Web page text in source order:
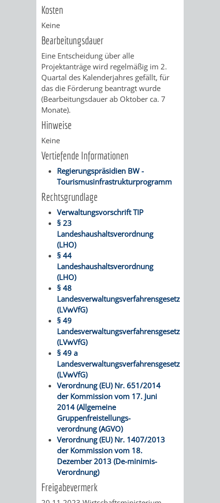
STADTRECHT
/ JAV
ZENSUS
STADTWEGWEISER
ÄMTER
&
BEHÖRDEN
EINRICHTUNGEN
STADT
BESTATTUNGSMÖGLICHKEITEN
WEINHEIM
FRIEDHÖFE
HOHENSACHSEN
FRIEDHOF
LÜTZELSACHSEN
FRIEDHOF
OBERFLOCKENBACH
FRIEDHOF
RIPPENWEIER-
HEILIGKREUZ
FRIEDHOF
SULZBACH
THEATERMUSEUM
VERANSTALTUNGEN
KINDER
IM
MUSEUM
STADTBIBLIOTHEK
AAUSLEIHE
KINO
VERANSTALTER
RIDE
EASYPARKEN
STADTPLAN /
GEOPORTAL
Kosten
Keine
Bearbeitungsdauer
Eine Entscheidung über alle
Projektanträge wird regelmäßig im 2.
Quartal des Kalenderjahres gefällt, für
das die Förderung beantragt wurde
(Bearbeitungsdauer ab Oktober ca. 7
Monate).
Hinweise
Keine
Vertiefende Informationen
Regierungspräsidien BW -
Tourismusinfrastrukturprogramm
Rechtsgrundlage
Verwaltungsvorschrift TIP
§ 23
Landeshaushaltsverordnung
(LHO)
§ 44
Landeshaushaltsverordnung
(LHO)
§ 48
Landesverwaltungsverfahrensgesetz
(LVwVfG)
§ 49
Landesverwaltungsverfahrensgesetz
(LVwVfG)
§ 49 a
Landesverwaltungsverfahrensgesetz
(LVwVfG)
Verordnung (EU) Nr. 651/2014
der Kommission vom 17. Juni
2014 (Allgemeine
Gruppenfreistellungs-
verordnung (AGVO)
Verordnung (EU) Nr. 1407/2013
der Kommission vom 18.
Dezember 2013 (De-minimis-
Verordnung)
Freigabevermerk